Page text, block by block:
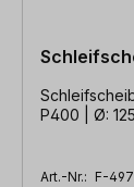
P400 | Ø:
Art.-Nr.: F-